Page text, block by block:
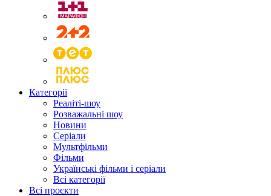
Категорії
Реаліті-шоу
Розважальні шоу
Новини
Серіали
Мультфільми
Фільми
Українські фільми і серіали
Всі категорії
Всі проєкти